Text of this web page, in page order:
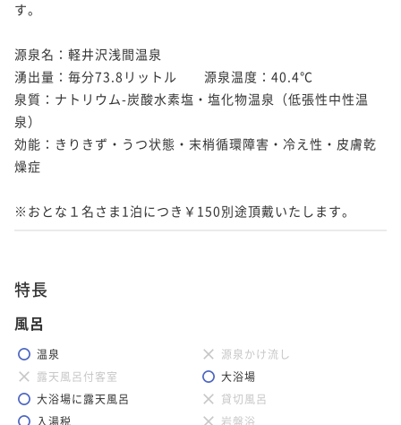
す。
源泉名：軽井沢浅間温泉
湧出量：毎分73.8リットル　　源泉温度：40.4℃
泉質：ナトリウム-炭酸水素塩・塩化物温泉（低張性中性温
泉）
効能：きりきず・うつ状態・末梢循環障害・冷え性・皮膚乾
燥症
※おとな１名さま1泊につき￥150別途頂戴いたします。
特長
風呂
温泉
源泉かけ流し
露天風呂付客室
大浴場
大浴場に露天風呂
貸切風呂
入湯税
岩盤浴